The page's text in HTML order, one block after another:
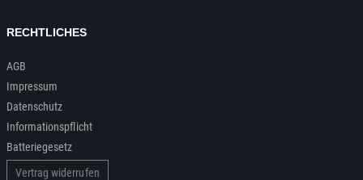
RECHTLICHES
AGB
Impressum
Datenschutz
Informationspflicht
Batteriegesetz
Vertrag widerrufen